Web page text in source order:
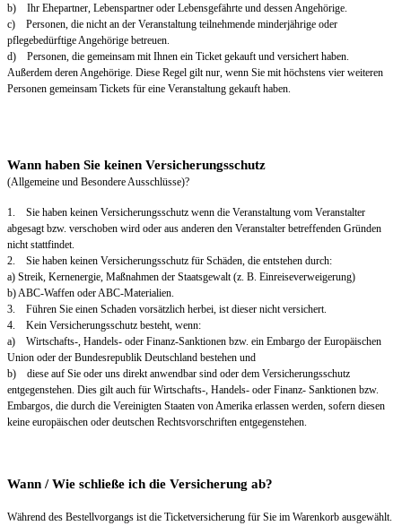
b) Ihr Ehepartner, Lebenspartner oder Lebensgefährte und dessen Angehörige.
c) Personen, die nicht an der Veranstaltung teilnehmende minderjährige oder
pflegebedürftige Angehörige betreuen.
d) Personen, die gemeinsam mit Ihnen ein Ticket gekauft und versichert haben.
Außerdem deren Angehörige. Diese Regel gilt nur, wenn Sie mit höchstens vier weiteren
Personen gemeinsam Tickets für eine Veranstaltung gekauft haben.
Wann haben Sie keinen Versicherungsschutz
(Allgemeine und Besondere Ausschlüsse)?
1. Sie haben keinen Versicherungsschutz wenn die Veranstaltung vom Veranstalter
abgesagt bzw. verschoben wird oder aus anderen den Veranstalter betreffenden Gründen
nicht stattfindet.
2. Sie haben keinen Versicherungsschutz für Schäden, die entstehen durch:
a) Streik, Kernenergie, Maßnahmen der Staatsgewalt (z. B. Einreiseverweigerung)
b) ABC-Waffen oder ABC-Materialien.
3. Führen Sie einen Schaden vorsätzlich herbei, ist dieser nicht versichert.
4. Kein Versicherungsschutz besteht, wenn:
a) Wirtschafts-, Handels- oder Finanz-Sanktionen bzw. ein Embargo der Europäischen
Union oder der Bundesrepublik Deutschland bestehen und
b) diese auf Sie oder uns direkt anwendbar sind oder dem Versicherungsschutz
entgegenstehen. Dies gilt auch für Wirtschafts-, Handels- oder Finanz- Sanktionen bzw.
Embargos, die durch die Vereinigten Staaten von Amerika erlassen werden, sofern diesen
keine europäischen oder deutschen Rechtsvorschriften entgegenstehen.
Wann / Wie schließe ich die Versicherung ab?
Während des Bestellvorgangs ist die Ticketversicherung für Sie im Warenkorb ausgewählt.